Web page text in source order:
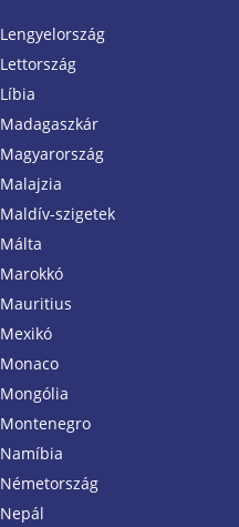
Lengyelország
Lettország
Líbia
Madagaszkár
Magyarország
Malajzia
Maldív-szigetek
Málta
Marokkó
Mauritius
Mexikó
Monaco
Mongólia
Montenegro
Namíbia
Németország
Nepál